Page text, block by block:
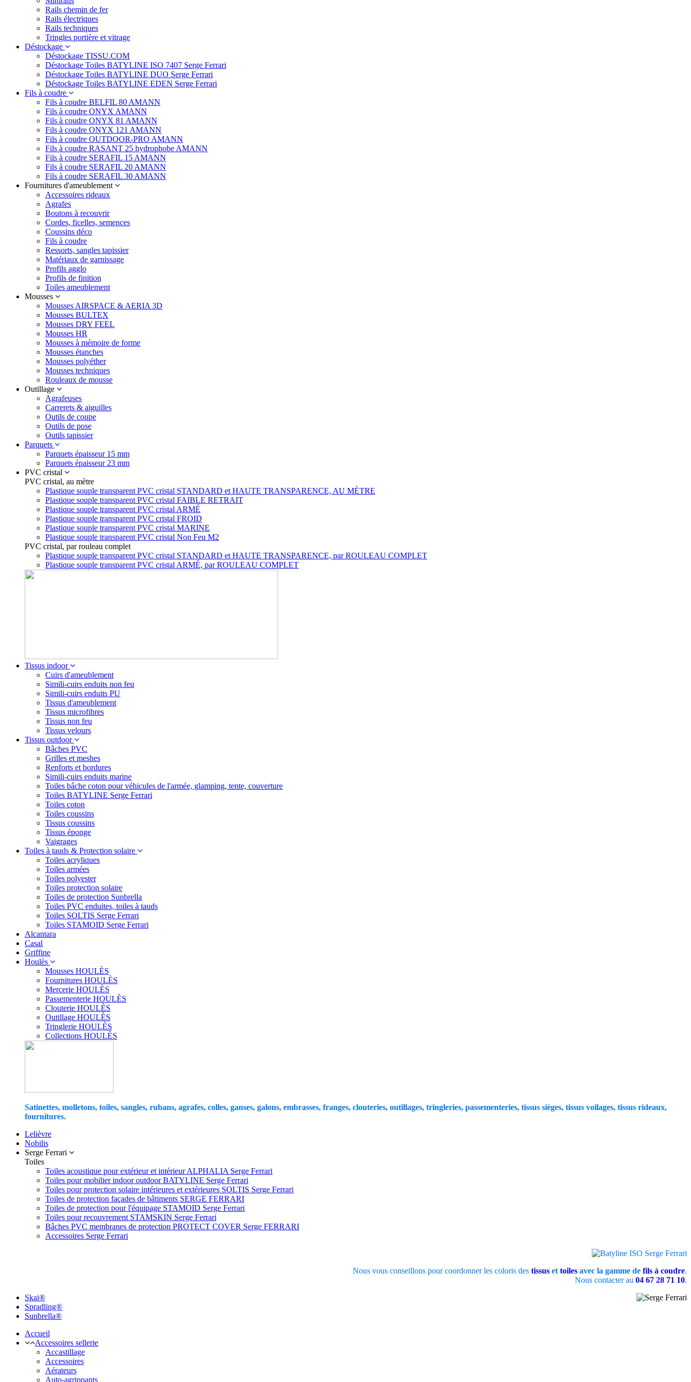
Rails chemin de fer
Rails électriques
Rails techniques
Tringles portière et vitrage
Déstockage
Déstockage TISSU.COM
Déstockage Toiles BATYLINE ISO 7407 Serge Ferrari
Déstockage Toiles BATYLINE DUO Serge Ferrari
Déstockage Toiles BATYLINE EDEN Serge Ferrari
Fils à coudre
Fils à coudre BELFIL 80 AMANN
Fils à coudre ONYX AMANN
Fils à coudre ONYX 81 AMANN
Fils à coudre ONYX 121 AMANN
Fils à coudre OUTDOOR-PRO AMANN
Fils à coudre RASANT 25 hydrophobe AMANN
Fils à coudre SERAFIL 15 AMANN
Fils à coudre SERAFIL 20 AMANN
Fils à coudre SERAFIL 30 AMANN
Fournitures d'ameublement
Accessoires rideaux
Agrafes
Boutons à recouvrir
Cordes, ficelles, semences
Coussins déco
Fils à coudre
Ressorts, sangles tapissier
Matériaux de garnissage
Profils agglo
Profils de finition
Toiles ameublement
Mousses
Mousses AIRSPACE & AERIA 3D
Mousses BULTEX
Mousses DRY FEEL
Mousses HR
Mousses à mémoire de forme
Mousses étanches
Mousses polyéther
Mousses techniques
Rouleaux de mousse
Outillage
Agrafeuses
Carrerets & aiguilles
Outils de coupe
Outils de pose
Outils tapissier
Parquets
Parquets épaisseur 15 mm
Parquets épaisseur 23 mm
PVC cristal
PVC cristal, au mètre
Plastique souple transparent PVC cristal STANDARD et HAUTE TRANSPARENCE, AU MÈTRE
Plastique souple transparent PVC cristal FAIBLE RETRAIT
Plastique souple transparent PVC cristal ARMÉ
Plastique souple transparent PVC cristal FROID
Plastique souple transparent PVC cristal MARINE
Plastique souple transparent PVC cristal Non Feu M2
PVC cristal, par rouleau complet
Plastique souple transparent PVC cristal STANDARD et HAUTE TRANSPARENCE, par ROULEAU COMPLET
Plastique souple transparent PVC cristal ARMÉ, par ROULEAU COMPLET
Tissus indoor
Cuirs d'ameublement
Simili-cuirs enduits non feu
Simili-cuirs enduits PU
Tissus d'ameublement
Tissus microfibres
Tissus non feu
Tissus velours
Tissus outdoor
Bâches PVC
Grilles et meshes
Renforts et bordures
Simili-cuirs enduits marine
Toiles bâche coton pour véhicules de l'armée, glamping, tente, couverture
Toiles BATYLINE Serge Ferrari
Toiles coton
Toiles coussins
Tissus coussins
Tissus éponge
Vaigrages
Toiles à tauds & Protection solaire
Toiles acryliques
Toiles armées
Toiles polyester
Toiles protection solaire
Toiles de protection Sunbrella
Toiles PVC enduites, toiles à tauds
Toiles SOLTIS Serge Ferrari
Toiles STAMOID Serge Ferrari
Alcantara
Casal
Griffine
Houlès
Mousses HOULÈS
Fournitures HOULÈS
Mercerie HOULÈS
Passementerie HOULÈS
Clouterie HOULÈS
Outillage HOULÈS
Tringlerie HOULÈS
Collections HOULÈS
Satinettes, molletons, toiles, sangles, rubans, agrafes, colles, ganses, galons, embrasses, franges, clouteries, outillages, tringleries, passementeries, tissus sièges, tissus voilages, tissus rideaux,
fournitures.
Lelièvre
Nobilis
Serge Ferrari
Toiles
Toiles acoustique pour extérieur et intérieur ALPHALIA Serge Ferrari
Toiles pour mobilier indoor outdoor BATYLINE Serge Ferrari
Toiles pour protection solaire intérieures et extérieures SOLTIS Serge Ferrari
Toiles de protection façades de bâtiments SERGE FERRARI
Toiles de protection pour l'équipage STAMOID Serge Ferrari
Toiles pour recouvrement STAMSKIN Serge Ferrari
Bâches PVC membranes de protection PROTECT COVER Serge FERRARI
Accessoires Serge Ferrari
Nous vous conseillons pour coordonner les coloris des tissus et toiles avec la gamme de fils à coudre.
Nous contacter au 04 67 28 71 10.
Skai®
Spradling®
Sunbrella®
Accueil
Accessoires sellerie
Accastillage
Accessoires
Aérateurs
Auto-agrippants